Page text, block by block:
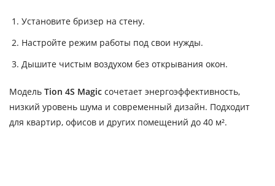
Установите бризер на стену.
Настройте режим работы под свои нужды.
Дышите чистым воздухом без открывания окон.
Модель Tion 4S Magic сочетает энергоэффективность,
низкий уровень шума и современный дизайн. Подходит
для квартир, офисов и других помещений до 40 м².